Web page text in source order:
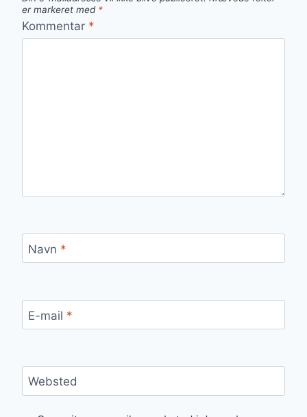
er markeret med *
Kommentar *
Navn *
E-mail *
Websted